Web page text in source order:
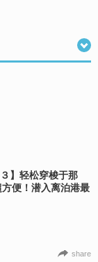
】轻松穿梭于那
便！潜入离泊港最
share